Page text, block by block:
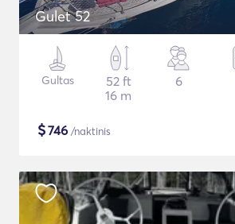
Gulet 52
Gultas
52 ft
16 m
6
$746 /naktinis